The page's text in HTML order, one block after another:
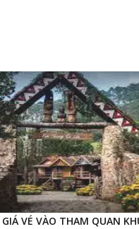
VÉ VÀO THAM QUAN